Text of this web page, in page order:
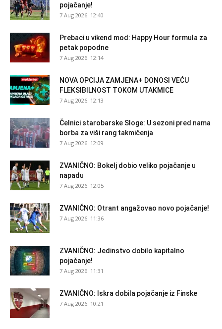
pojačanje!
7 Aug 2026. 12:40
Prebaci u vikend mod: Happy Hour formula za
petak popodne
7 Aug 2026. 12:14
NOVA OPCIJA ZAMJENA+ DONOSI VEĆU
FLEKSIBILNOST TOKOM UTAKMICE
7 Aug 2026. 12:13
Čelnici starobarske Sloge: U sezoni pred nama
borba za viši rang takmičenja
7 Aug 2026. 12:09
ZVANIČNO: Bokelj dobio veliko pojačanje u
napadu
7 Aug 2026. 12:05
ZVANIČNO: Otrant angažovao novo pojačanje!
7 Aug 2026. 11:36
ZVANIČNO: Jedinstvo dobilo kapitalno
pojačanje!
7 Aug 2026. 11:31
ZVANIČNO: Iskra dobila pojačanje iz Finske
7 Aug 2026. 10:21